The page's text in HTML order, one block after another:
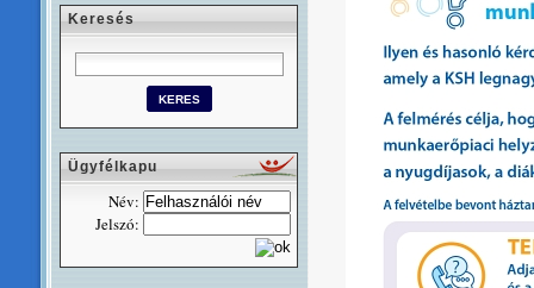
Keresés
Ügyfélkapu
Név:
Jelszó: